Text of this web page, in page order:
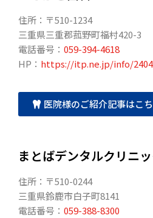
住所：〒510-1234
三重県三重郡菰野町福村420-3
電話番号： 059-394-4618
HP： https://itp.ne.jp/info/
医院様のご紹介記事はこ
まとばデンタルクリニ
住所：〒510-0244
三重県鈴鹿市白子町8141
電話番号： 059-388-8300